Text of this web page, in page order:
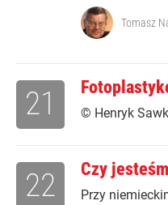
Tomasz
© Henryk
21
Czy
Przy
22